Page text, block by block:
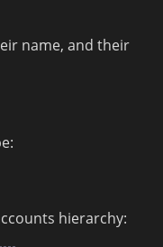
name, and their
hierarchy: